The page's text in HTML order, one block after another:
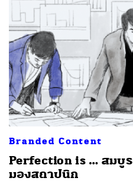
Branded Content
Perfection is … สมบู
มองสถาปนิก
ค้นหา
SHARE TWEET